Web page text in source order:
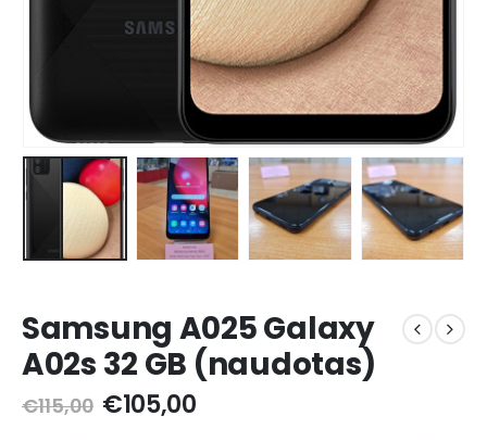
Samsung A025 Galaxy
A02s 32 GB (naudotas)
€115,00 Original
price
€105,00Current